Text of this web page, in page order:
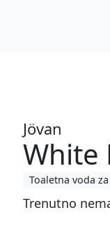
Jövan
White
Toaletna voda
Trenutno